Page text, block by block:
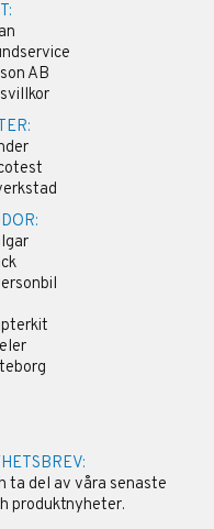
AB
ta del av våra senaste
produktnyheter.